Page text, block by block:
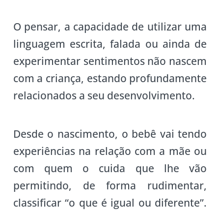
O pensar, a capacidade de utilizar uma
linguagem escrita, falada ou ainda de
experimentar sentimentos não nascem
com a criança, estando profundamente
relacionados a seu desenvolvimento.
Desde o nascimento, o bebê vai tendo
experiências na relação com a mãe ou
com quem o cuida que lhe vão
permitindo, de forma rudimentar,
classificar “o que é igual ou diferente”.